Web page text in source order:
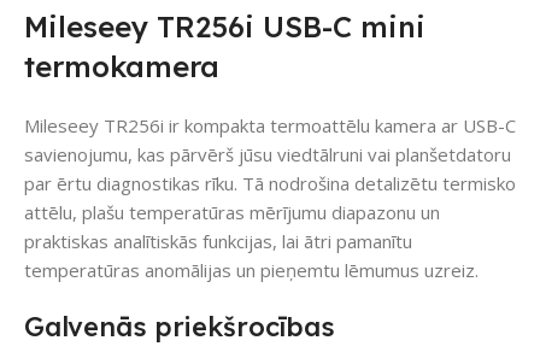
Mileseey TR256i USB-C mini
termokamera
Mileseey TR256i ir kompakta termoattēlu kamera ar USB-C
savienojumu, kas pārvērš jūsu viedtālruni vai planšetdatoru
par ērtu diagnostikas rīku. Tā nodrošina detalizētu termisko
attēlu, plašu temperatūras mērījumu diapazonu un
praktiskas analītiskās funkcijas, lai ātri pamanītu
temperatūras anomālijas un pieņemtu lēmumus uzreiz.
Galvenās priekšrocības